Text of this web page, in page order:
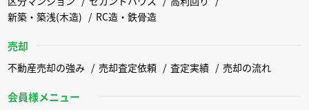
新築・築浅(木造)
RC造・鉄骨造
売却
不動産売却の強み 売却査定依頼 査定実績 売却の流れ
会員様メニュー